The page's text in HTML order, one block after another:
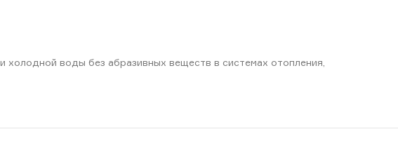
воды без абразивных веществ в системах отопления,